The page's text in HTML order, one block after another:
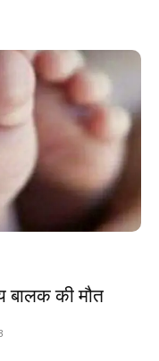
बालक की मौत